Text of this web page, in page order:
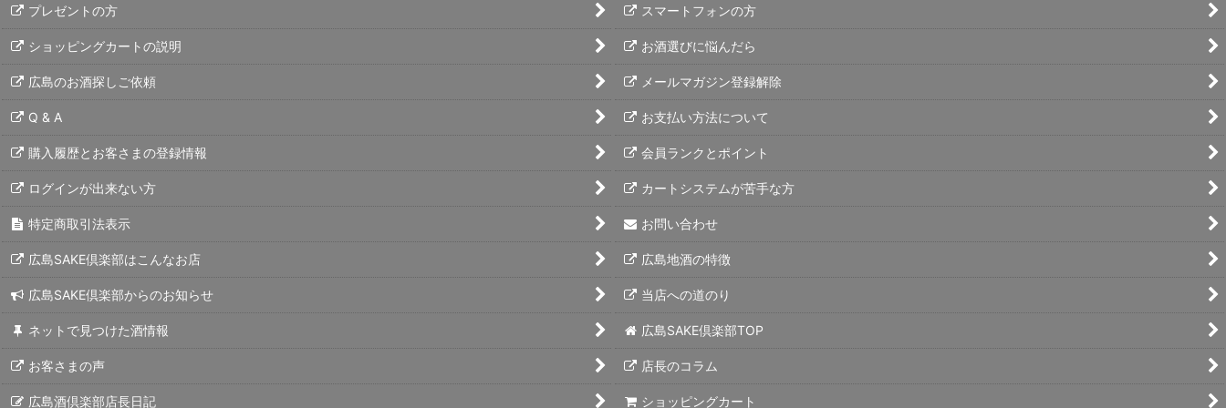
プレゼントの方 スマートフォンの方
ショッピングカートの説明 お酒選びに悩んだら
広島のお酒探しご依頼 メールマガジン登録解除
Q & A お支払い方法について
購入履歴とお客さまの登録情報 会員ランクとポイント
ログインが出来ない方 カートシステムが苦手な方
特定商取引法表示 お問い合わせ
広島SAKE倶楽部はこんなお店 広島地酒の特徴
広島SAKE倶楽部からのお知らせ 当店への道のり
ネットで見つけた酒情報 広島SAKE倶楽部TOP
お客さまの声 店長のコラム
広島酒倶楽部店長日記 ショッピングカート